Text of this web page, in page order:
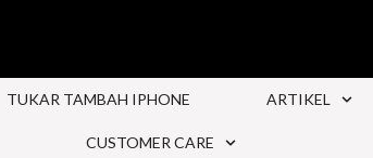
TUKAR TAMBAH IPHONE ARTIKEL
CUSTOMER CARE